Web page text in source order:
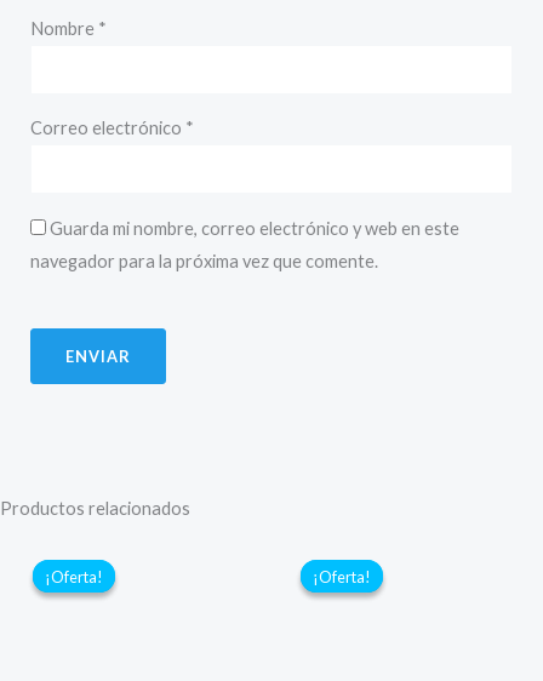
Nombre *
Correo electrónico *
Guarda mi nombre, correo electrónico y web en este
navegador para la próxima vez que comente.
Productos relacionados
¡Oferta!
¡Oferta! ¡Oferta!
¡Oferta!